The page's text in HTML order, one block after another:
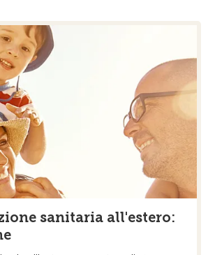
sanitaria all'estero: